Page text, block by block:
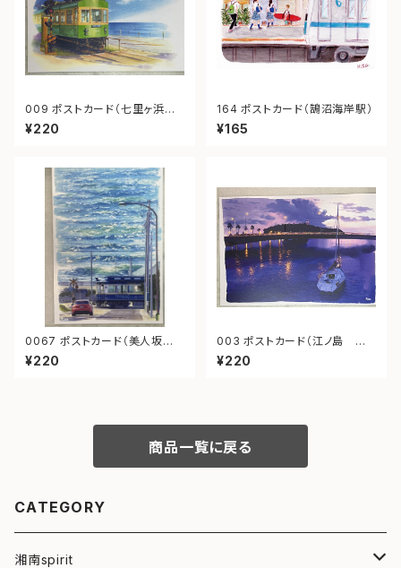
009 ポストカード（七里ヶ浜
江ノ電）
¥220
164 ポストカード（鵠沼海岸駅）
¥165
0067 ポストカード（美人坂
江ノ電）
¥220
003 ポストカード（江ノ島 夕
景）
¥220
商品一覧に戻る
CATEGORY
湘南spirit